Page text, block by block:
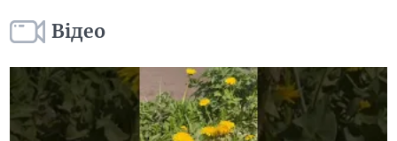
Відео